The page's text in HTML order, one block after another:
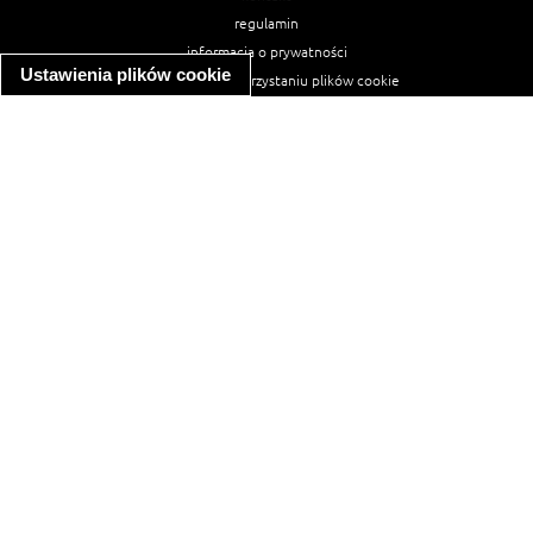
Ustawienia plików cookie
regulamin
informacja o prywatności
informacja o wykorzystaniu plików cookie